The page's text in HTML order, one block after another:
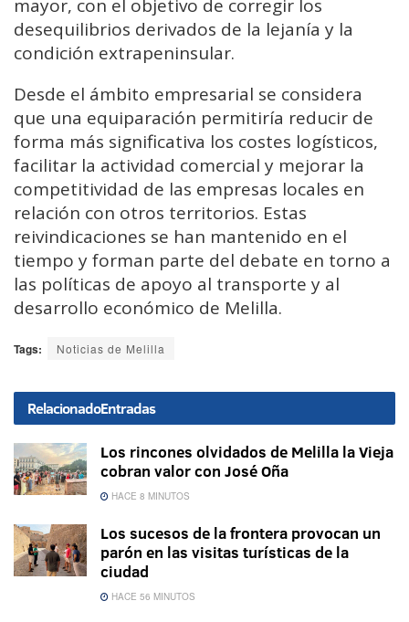
mayor, con el objetivo de corregir los
desequilibrios derivados de la lejanía y la
condición extrapeninsular.
Desde el ámbito empresarial se considera
que una equiparación permitiría reducir de
forma más significativa los costes logísticos,
facilitar la actividad comercial y mejorar la
competitividad de las empresas locales en
relación con otros territorios. Estas
reivindicaciones se han mantenido en el
tiempo y forman parte del debate en torno a
las políticas de apoyo al transporte y al
desarrollo económico de Melilla.
Tags: Noticias de Melilla
RelacionadoEntradas
Los rincones olvidados de Melilla la Vieja
cobran valor con José Oña
HACE 8 MINUTOS
Los sucesos de la frontera provocan un
parón en las visitas turísticas de la
ciudad
HACE 56 MINUTOS